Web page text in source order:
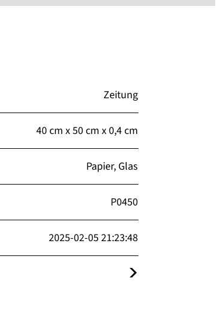
Zeitung
40 cm x 50 cm x 0,4 cm
Papier, Glas
P0450
2025-02-05 21:23:48